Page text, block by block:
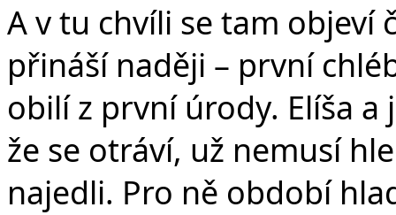
A v tu chvíli se tam objeví
přináší naději – první
obilí z první úrody. Elíša
že se otráví, už nemusí
najedli. Pro ně období